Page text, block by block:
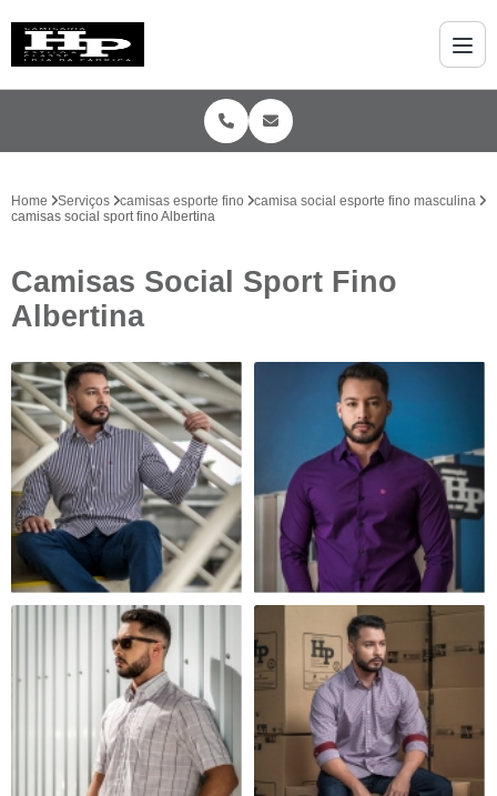
Home Serviços camisas esporte fino
camisa social esporte fino masculina
camisas social sport fino Albertina
Camisas Social Sport Fino
Albertina